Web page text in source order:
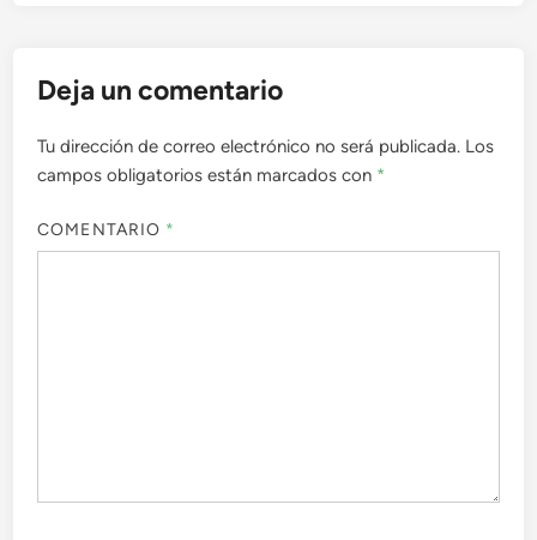
Deja un comentario
Tu dirección de correo electrónico no será publicada. Los
campos obligatorios están marcados con *
COMENTARIO *